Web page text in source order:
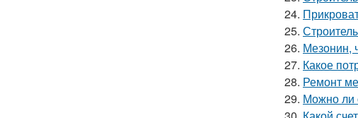
24.
25.
26. Мезонин,
27. Какое
28. Ремонт
29. Можно ли